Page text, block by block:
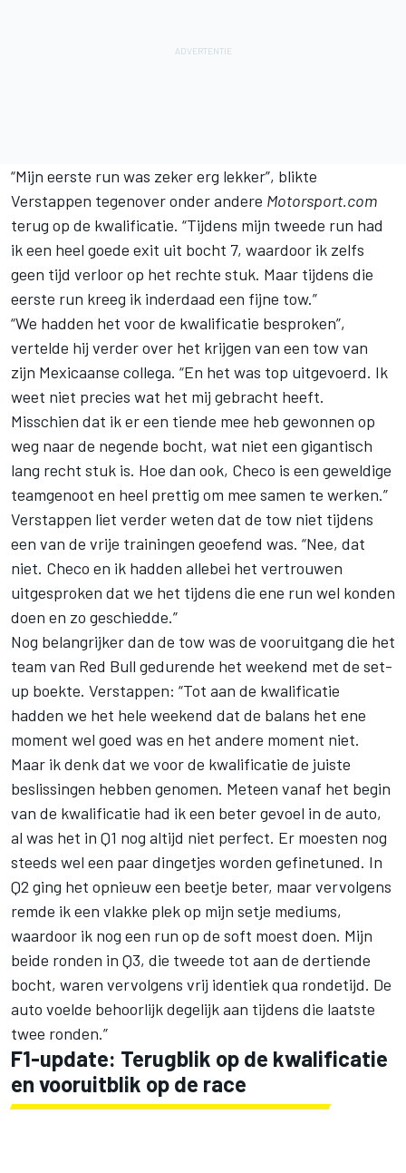
“Mijn eerste run was zeker erg lekker”, blikte
Verstappen tegenover onder andere Motorsport.com
terug op de kwalificatie. “Tijdens mijn tweede run had
ik een heel goede exit uit bocht 7, waardoor ik zelfs
geen tijd verloor op het rechte stuk. Maar tijdens die
eerste run kreeg ik inderdaad een fijne tow.”
“We hadden het voor de kwalificatie besproken”,
vertelde hij verder over het krijgen van een tow van
zijn Mexicaanse collega. “En het was top uitgevoerd. Ik
weet niet precies wat het mij gebracht heeft.
Misschien dat ik er een tiende mee heb gewonnen op
weg naar de negende bocht, wat niet een gigantisch
lang recht stuk is. Hoe dan ook, Checo is een geweldige
teamgenoot en heel prettig om mee samen te werken.”
Verstappen liet verder weten dat de tow niet tijdens
een van de vrije trainingen geoefend was. “Nee, dat
niet. Checo en ik hadden allebei het vertrouwen
uitgesproken dat we het tijdens die ene run wel konden
doen en zo geschiedde.”
Nog belangrijker dan de tow was de vooruitgang die het
team van Red Bull gedurende het weekend met de set-
up boekte. Verstappen: “Tot aan de kwalificatie
hadden we het hele weekend dat de balans het ene
moment wel goed was en het andere moment niet.
Maar ik denk dat we voor de kwalificatie de juiste
beslissingen hebben genomen. Meteen vanaf het begin
van de kwalificatie had ik een beter gevoel in de auto,
al was het in Q1 nog altijd niet perfect. Er moesten nog
steeds wel een paar dingetjes worden gefinetuned. In
Q2 ging het opnieuw een beetje beter, maar vervolgens
remde ik een vlakke plek op mijn setje mediums,
waardoor ik nog een run op de soft moest doen. Mijn
beide ronden in Q3, die tweede tot aan de dertiende
bocht, waren vervolgens vrij identiek qua rondetijd. De
auto voelde behoorlijk degelijk aan tijdens die laatste
twee ronden.”
F1-update: Terugblik op de kwalificatie
en vooruitblik op de race